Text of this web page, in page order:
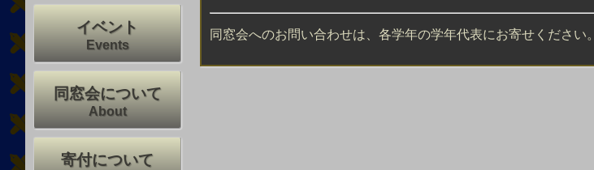
イベント
Events
同窓会について
About
寄付について
同窓会へのお問い合わせは、各学年の学年代表にお寄せください。